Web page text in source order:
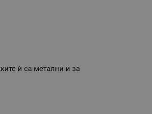
ѝ са метални и за